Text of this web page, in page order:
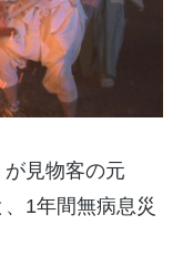
見物客の元
1年間無病息災